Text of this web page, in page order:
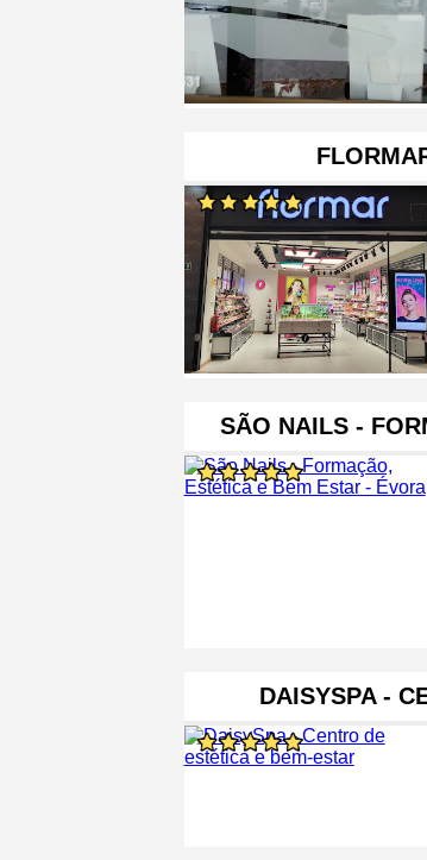
SÃO NAILS -
DAISYSPA -